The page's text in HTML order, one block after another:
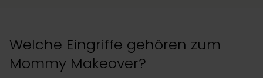
Welche Eingriffe gehören zum
Mommy Makeover?